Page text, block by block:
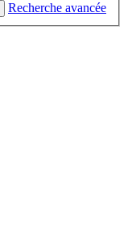
Recherche avancée